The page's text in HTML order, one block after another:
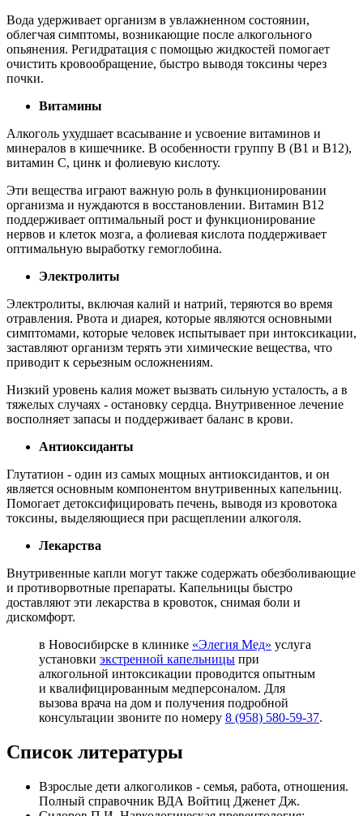
Вода удерживает организм в увлажненном состоянии,
облегчая симптомы, возникающие после алкогольного
опьянения. Регидратация с помощью жидкостей помогает
очистить кровообращение, быстро выводя токсины через
почки.
Витамины
Алкоголь ухудшает всасывание и усвоение витаминов и
минералов в кишечнике. В особенности группу В (В1 и В12),
витамин С, цинк и фолиевую кислоту.
Эти вещества играют важную роль в функционировании
организма и нуждаются в восстановлении. Витамин В12
поддерживает оптимальный рост и функционирование
нервов и клеток мозга, а фолиевая кислота поддерживает
оптимальную выработку гемоглобина.
Электролиты
Электролиты, включая калий и натрий, теряются во время
отравления. Рвота и диарея, которые являются основными
симптомами, которые человек испытывает при интоксикации,
заставляют организм терять эти химические вещества, что
приводит к серьезным осложнениям.
Низкий уровень калия может вызвать сильную усталость, а в
тяжелых случаях - остановку сердца. Внутривенное лечение
восполняет запасы и поддерживает баланс в крови.
Антиоксиданты
Глутатион - один из самых мощных антиоксидантов, и он
является основным компонентом внутривенных капельниц.
Помогает детоксифицировать печень, выводя из кровотока
токсины, выделяющиеся при расщеплении алкоголя.
Лекарства
Внутривенные капли могут также содержать обезболивающие
и противорвотные препараты. Капельницы быстро
доставляют эти лекарства в кровоток, снимая боли и
дискомфорт.
в Новосибирске в клинике «Элегия Мед» услуга
установки экстренной капельницы при
алкогольной интоксикации проводится опытным
и квалифицированным медперсоналом. Для
вызова врача на дом и получения подробной
консультации звоните по номеру 8 (958) 580-59-37.
Список литературы
Взрослые дети алкоголиков - семья, работа, отношения.
Полный справочник ВДА Войтиц Дженет Дж.